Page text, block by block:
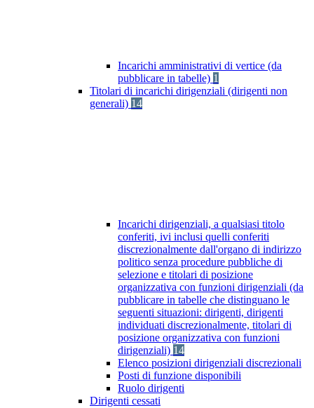
Incarichi amministrativi di vertice (da
pubblicare in tabelle) 1
Titolari di incarichi dirigenziali (dirigenti non
generali) 14
Incarichi dirigenziali, a qualsiasi titolo
conferiti, ivi inclusi quelli conferiti
discrezionalmente dall'organo di indirizzo
politico senza procedure pubbliche di
selezione e titolari di posizione
organizzativa con funzioni dirigenziali (da
pubblicare in tabelle che distinguano le
seguenti situazioni: dirigenti, dirigenti
individuati discrezionalmente, titolari di
posizione organizzativa con funzioni
dirigenziali) 14
Elenco posizioni dirigenziali discrezionali
Posti di funzione disponibili
Ruolo dirigenti
Dirigenti cessati